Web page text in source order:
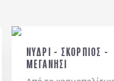
ΝΥΔΡΙ - ΣΚΟΡΠΙΟΣ -
ΜΕΓΑΝΗΣΙ